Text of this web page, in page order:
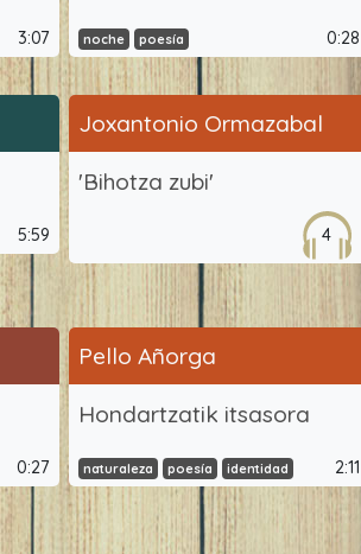
3:07 noche poesía 0:28
5:59
Joxantonio Ormazabal
'Bihotza zubi'
4
0:27
Pello Añorga
Hondartzatik itsasora
naturaleza poesía identidad 2:11